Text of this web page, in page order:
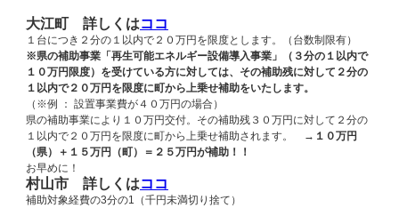
大江町 詳しくはココ
１台につき２分の１以内で２０万円を限度とします。（台数制限有）
※県の補助事業「再生可能エネルギー設備導入事業」（３分の１以内で
１０万円限度）を受けている方に対しては、その補助残に対して２分の
１以内で２０万円を限度に町から上乗せ補助をいたします。
（※例 ： 設置事業費が４０万円の場合）
県の補助事業により１０万円交付。その補助残３０万円に対して２分の
１以内で２０万円を限度に町から上乗せ補助されます。 → １０万円
（県）＋１５万円（町）＝２５万円が補助！！
お早めに！
村山市 詳しくはココ
補助対象経費の3分の1（千円未満切り捨て）